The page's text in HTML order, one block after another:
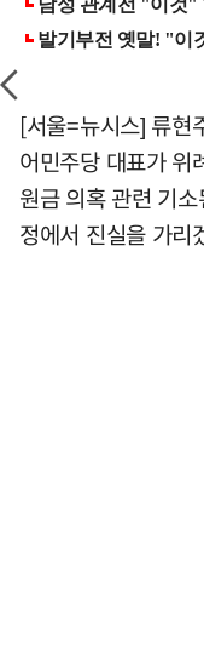
[서울=뉴시스] 류현
어민주당 대표가 위
원금 의혹 관련 기
정에서 진실을 가리